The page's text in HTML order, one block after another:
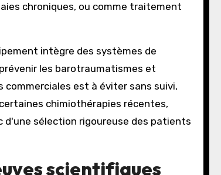
chroniques, ou comme traitement
intègre des systèmes de
les barotraumatismes et
est à éviter sans suivi,
chimiothérapies récentes,
d'une sélection rigoureuse des patients
scientifiques